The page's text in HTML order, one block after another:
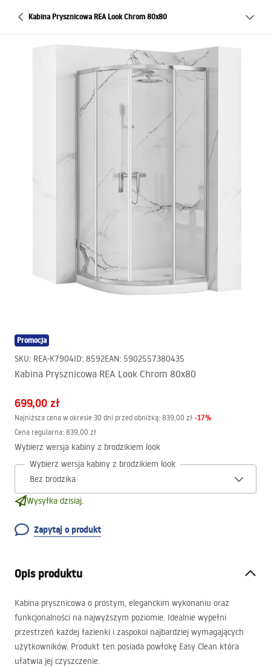
Kabina Prysznicowa REA Look Chrom 80x80
Promocja
SKU: REA-K7904ID: 8592EAN: 5902557380435
Kabina Prysznicowa REA Look Chrom 80x80
699,00 zł
Najniższa cena w okresie 30 dni przed obniżką: 839,00 zł -17%
Cena regularna: 839,00 zł
Wybierz wersja kabiny z brodzikiem look
Wybierz wersja kabiny z brodzikiem look
Wysyłka dzisiaj.
Zapytaj o produkt
Opis produktu
Kabina prysznicowa o prostym, eleganckim wykonaniu oraz
funkcjonalności na najwyższym poziomie. Idealnie wypełni
przestrzeń każdej łazienki i zaspokoi najbardziej wymagających
użytkowników. Produkt ten posiada powłokę Easy Clean która
ułatwia jej czyszczenie.